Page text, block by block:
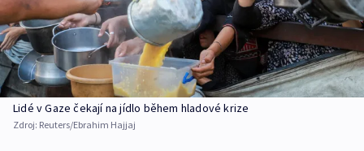
Lidé v Gaze čekají na jídlo během hladové krize
Zdroj: Reuters/Ebrahim Hajjaj